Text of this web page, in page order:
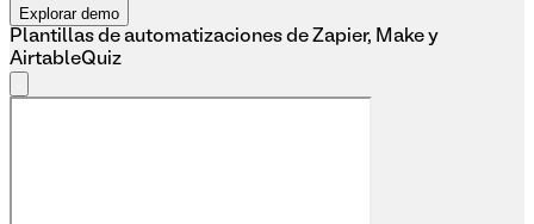
Explorar demo
Plantillas de automatizaciones de Zapier, Make y
AirtableQuiz